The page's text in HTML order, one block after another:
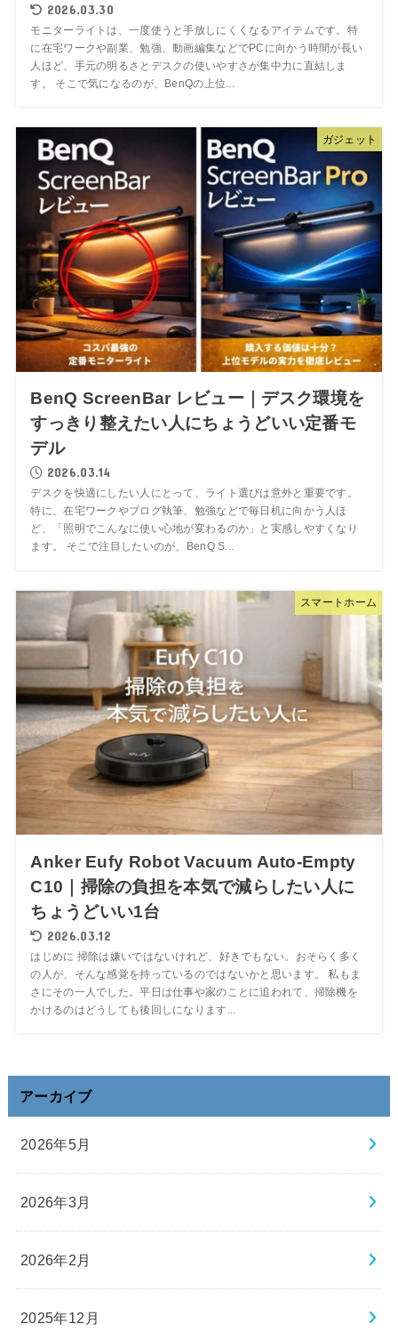
2026.03.30
モニターライトは、一度使うと手放しにくくなるアイテムです。特
に在宅ワークや副業、勉強、動画編集などでPCに向かう時間が長い
人ほど、手元の明るさとデスクの使いやすさが集中力に直結しま
す。 そこで気になるのが、BenQの上位...
ガジェット
BenQ ScreenBar レビュー｜デスク環境を
すっきり整えたい人にちょうどいい定番モ
デル
2026.03.14
デスクを快適にしたい人にとって、ライト選びは意外と重要です。
特に、在宅ワークやブログ執筆、勉強などで毎日机に向かう人ほ
ど、「照明でこんなに使い心地が変わるのか」と実感しやすくなり
ます。 そこで注目したいのが、BenQ S...
スマートホーム
Anker Eufy Robot Vacuum Auto-Empty
C10｜掃除の負担を本気で減らしたい人に
ちょうどいい1台
2026.03.12
はじめに 掃除は嫌いではないけれど、好きでもない。おそらく多く
の人が、そんな感覚を持っているのではないかと思います。 私もま
さにその一人でした。平日は仕事や家のことに追われて、掃除機を
かけるのはどうしても後回しになります...
アーカイブ
2026年5月
2026年3月
2026年2月
2025年12月